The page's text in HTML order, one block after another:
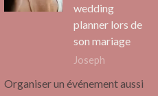
wedding
planner lors de
son mariage
Joseph
Organiser un événement aussi